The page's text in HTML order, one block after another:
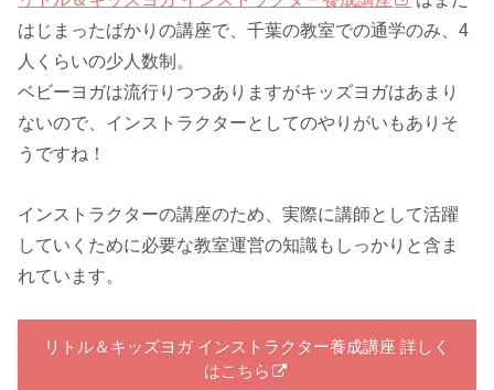
はじまったばかりの講座で、千葉の教室での通学のみ、4
人くらいの少人数制。
ベビーヨガは流行りつつありますがキッズヨガはあまり
ないので、インストラクターとしてのやりがいもありそ
うですね！
インストラクターの講座のため、実際に講師として活躍
していくために必要な教室運営の知識もしっかりと含ま
れています。
リトル＆キッズヨガ インストラクター養成講座 詳しく
はこちら